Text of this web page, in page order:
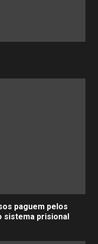
paguem pelos
sistema prisional